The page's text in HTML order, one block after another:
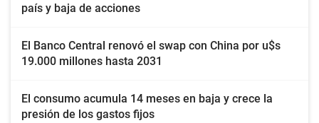
país y baja de acciones
El Banco Central renovó el swap con China por u$s
19.000 millones hasta 2031
El consumo acumula 14 meses en baja y crece la
presión de los gastos fijos